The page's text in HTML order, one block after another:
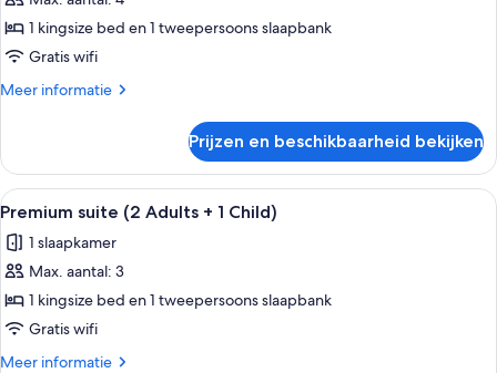
laden1 kingsize bed en 1 tweepersoons slaapbank
Gratis wifi
Meer informatie
Meer
suite
Prijzen en beschikbaarheid bekijken
Alle
foto's
voor
Premium
suite
(2
Adults
Een moderne slaapkamer met een
7
Premium suite (2 Adults + 1 Child)
1 slaapkamer
Max. aantal: 3
1 kingsize bed en 1 tweepersoons slaapbank
Gratis wifi
Meer informatie
Meer